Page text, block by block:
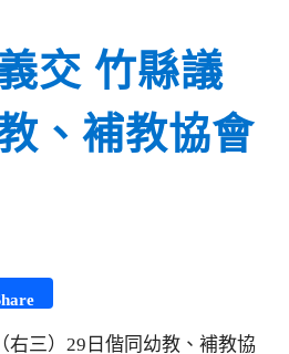
交 竹縣議
、補教協會